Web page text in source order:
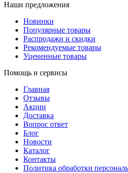
Наши предложения
Новинки
Популярные товары
Распродажи и скидки
Рекомендуемые товары
Уцененные товары
Помощь и сервисы
Главная
Отзывы
Акции
Доставка
Вопрос ответ
Блог
Новости
Каталог
Контакты
Политика обработки